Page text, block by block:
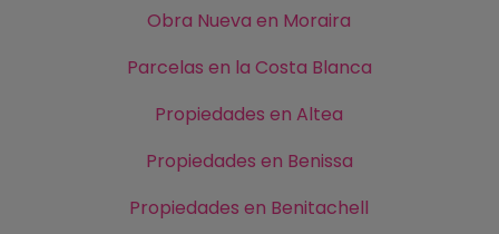
Obra Nueva en Moraira
Parcelas en la Costa Blanca
Propiedades en Altea
Propiedades en Benissa
Propiedades en Benitachell